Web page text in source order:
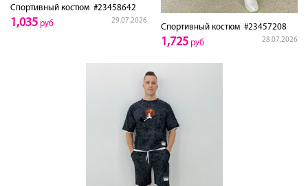
Спортивный костюм #23458642
29.07.2026
1,035 руб Спортивный костюм #23457208
28.07.2026
1,725 руб